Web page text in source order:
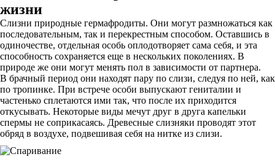
жизни
Слизни природные гермафродиты. Они могут размножаться как
последовательным, так и перекрестным способом. Оставшись в
одиночестве, отдельная особь оплодотворяет сама себя, и эта
способность сохраняется еще в нескольких поколениях. В
природе же они могут менять пол в зависимости от партнера.
В брачный период они находят пару по слизи, следуя по ней, как
по тропинке. При встрече особи выпускают гениталии и
частенько сплетаются ими так, что после их приходится
откусывать. Некоторые виды мечут друг в друга капельки
спермы не соприкасаясь. Древесные слизняки проводят этот
обряд в воздухе, подвешивая себя на нитке из слизи.